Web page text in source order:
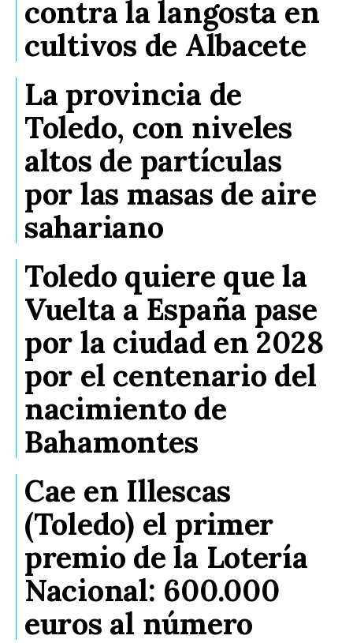
contra la langosta en
cultivos de Albacete
La provincia de
Toledo, con niveles
altos de partículas
por las masas de aire
sahariano
Toledo quiere que la
Vuelta a España pase
por la ciudad en 2028
por el centenario del
nacimiento de
Bahamontes
Cae en Illescas
(Toledo) el primer
premio de la Lotería
Nacional: 600.000
euros al número